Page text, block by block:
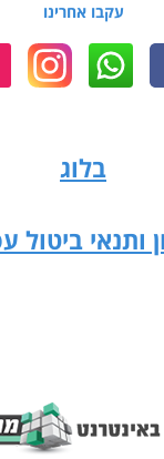
עקבו אחרינו
בלוג
ותנאי ביטול